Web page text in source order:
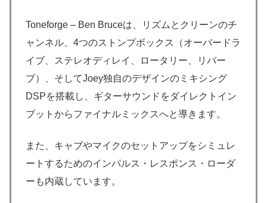
Toneforge – Ben Bruceは、リズムとクリーンのチ
ャンネル、4つのストンプボックス（オーバードラ
イブ、ステレオディレイ、ロータリー、リバー
ブ）、そしてJoey独自のデザインのミキシング
DSPを搭載し、ギターサウンドをダイレクトイン
プットからファイナルミックスへと導きます。
また、キャブやマイクのセットアップをシミュレ
ートするためのインパルス・レスポンス・ローダ
ーも内蔵しています。